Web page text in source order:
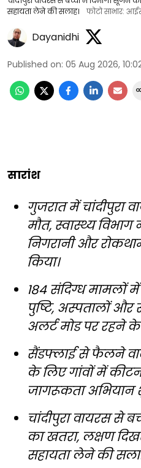
सहायता लेने की सलाह।
फोटो साभार:
Dayanidhi
Published on: 05 Aug 2026,
सारांश
गुजरात में चांदीपुरा
मौत, स्वास्थ्य
निगरानी और
किया।
184 संदिग्ध मामलों
पुष्टि, अस्पतालों और
अलर्ट मोड पर रहने के
सैंडफ्लाई से फैलने
के लिए गांवों में
जागरूकता अभियान
चांदीपुरा वायरस से
का खतरा, लक्षण
सहायता लेने की